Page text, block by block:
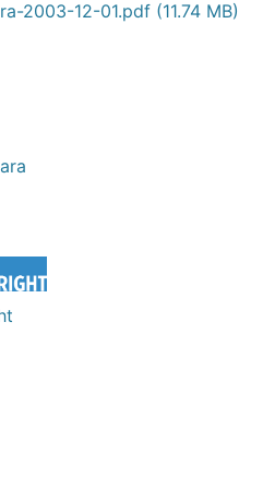
2003-12-01.pdf (11.74 MB)